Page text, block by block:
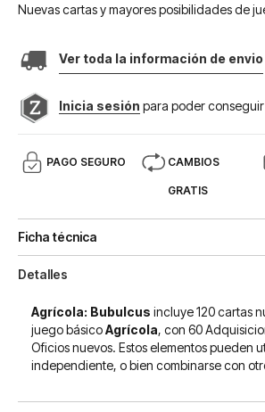
Nuevas cartas y mayores posibilidades de
Ver toda la información de envio
Inicia sesión para poder conseguir
PAGO SEGURO CAMBIOS
GRATIS
Ficha técnica
Detalles
Agrícola: Bubulcus incluye 120 cartas
juego básicoAgrícola, con 60
Oficios nuevos. Estos elementos pueden
independiente, o bien combinarse con